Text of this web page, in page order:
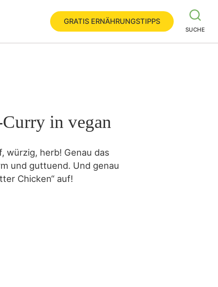
GRATIS ERNÄHRUNGSTIPPS
SUCHE
in vegan
würzig, herb! Genau das
und guttuend. Und genau
Chicken“ auf!